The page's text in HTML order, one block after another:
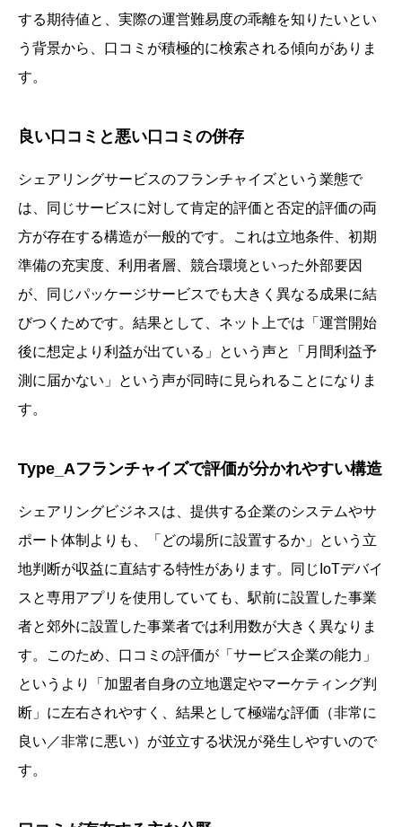
する期待値と、実際の運営難易度の乖離を知りたいとい
う背景から、口コミが積極的に検索される傾向がありま
す。
良い口コミと悪い口コミの併存
シェアリングサービスのフランチャイズという業態で
は、同じサービスに対して肯定的評価と否定的評価の両
方が存在する構造が一般的です。これは立地条件、初期
準備の充実度、利用者層、競合環境といった外部要因
が、同じパッケージサービスでも大きく異なる成果に結
びつくためです。結果として、ネット上では「運営開始
後に想定より利益が出ている」という声と「月間利益予
測に届かない」という声が同時に見られることになりま
す。
Type_Aフランチャイズで評価が分かれやすい構造
シェアリングビジネスは、提供する企業のシステムやサ
ポート体制よりも、「どの場所に設置するか」という立
地判断が収益に直結する特性があります。同じIoTデバイ
スと専用アプリを使用していても、駅前に設置した事業
者と郊外に設置した事業者では利用数が大きく異なりま
す。このため、口コミの評価が「サービス企業の能力」
というより「加盟者自身の立地選定やマーケティング判
断」に左右されやすく、結果として極端な評価（非常に
良い／非常に悪い）が並立する状況が発生しやすいので
す。